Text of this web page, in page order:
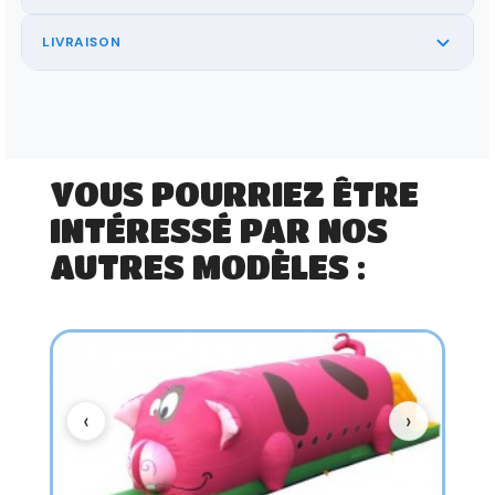
LIVRAISON
VOUS POURRIEZ ÊTRE
INTÉRESSÉ PAR NOS
AUTRES MODÈLES :